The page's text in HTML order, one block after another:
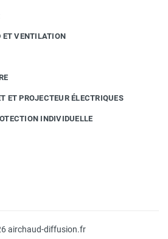
ET VENTILATION
ET PROJECTEUR ÉLECTRIQUES
INDIVIDUELLE
airchaud-diffusion.fr